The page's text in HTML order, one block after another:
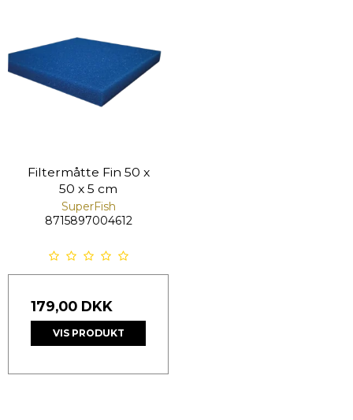
Filtermåtte Fin 50 x
50 x 5 cm
SuperFish
8715897004612
179,00 DKK
VIS PRODUKT